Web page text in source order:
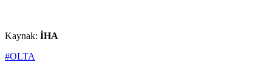
Kaynak: İHA
#OLTA